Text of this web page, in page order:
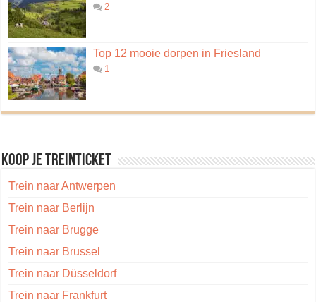
2
Top 12 mooie dorpen in Friesland
1
Koop je treinticket
Trein naar Antwerpen
Trein naar Berlijn
Trein naar Brugge
Trein naar Brussel
Trein naar Düsseldorf
Trein naar Frankfurt